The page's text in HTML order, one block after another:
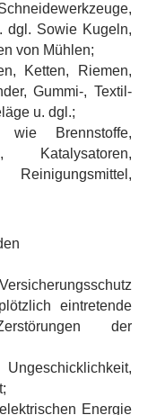
dgl. Sowie Kugeln,
von Mühlen;
Ketten, Riemen,
Gummi-, Textil-
u. dgl.;
Brennstoffe,
Katalysatoren,
eintretende
der
Energie